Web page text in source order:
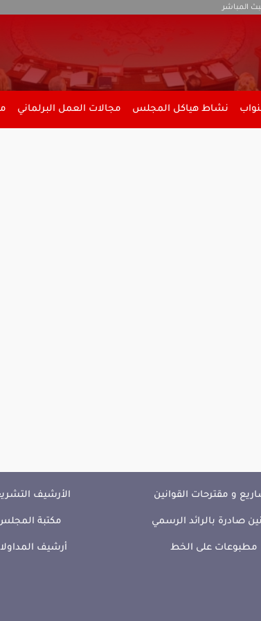
المباشر
نشاط هياكل المجلس مجالات العمل البرلماني
و مقترحات القوانين
صادرة بالرائد الرسمي
مطبوعات على الخط
الأرشيف
مكتبة
أرشيف